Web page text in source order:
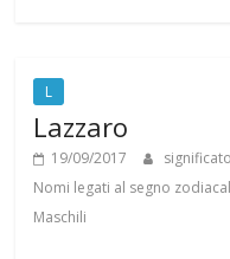
L
Lazzaro
19/09/2017
Nomi legati al segno
Maschili